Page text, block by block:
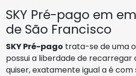
SKY Pré-pago em
de São Francisco
SKY Pré-pago trata-se de uma
possui a liberdade de recarregar
quiser, exatamente igual a é